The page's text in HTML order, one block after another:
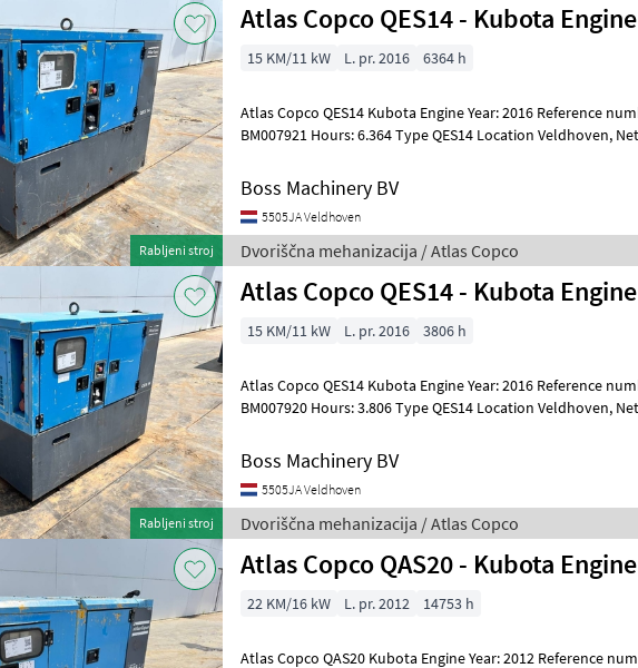
Rabljeni stroj
Atlas Copco QES14 - Kubota Engine
15 KM/11 kW L. pr. 2016 6364 h
Atlas Copco QES14 Kubota Engine Year: 2016 Reference number:
BM007921 Hours: 6.364 Type QES14 Location Veldhoven, Netherlands
Boss Machinery BV
5505JA Veldhoven
Dvoriščna mehanizacija / Atlas Copco
Rabljeni stroj
Atlas Copco QES14 - Kubota Engine
15 KM/11 kW L. pr. 2016 3806 h
Atlas Copco QES14 Kubota Engine Year: 2016 Reference number:
BM007920 Hours: 3.806 Type QES14 Location Veldhoven, Netherlands
Boss Machinery BV
5505JA Veldhoven
Dvoriščna mehanizacija / Atlas Copco
Atlas Copco QAS20 - Kubota Engine
22 KM/16 kW L. pr. 2012 14753 h
Atlas Copco QAS20 Kubota Engine Year: 2012 Reference number: